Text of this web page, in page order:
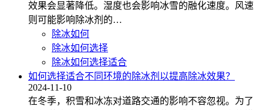
效果会显著降低。湿度也会影响冰雪的融化速度。风速
则可能影响除冰剂的…
除冰如何
除冰如何选择
除冰如何选择适合
如何选择适合不同环境的除冰剂以提高除冰效果？
2024-11-10
在冬季，积雪和冰冻对道路交通的影响不容忽视。为了